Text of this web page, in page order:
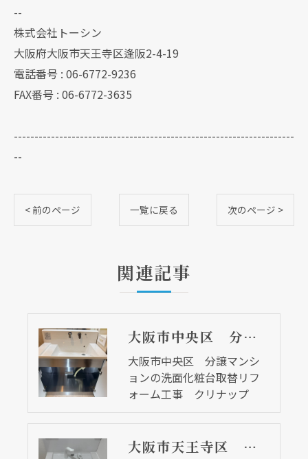
--
株式会社トーシン
大阪府大阪市天王寺区逢阪2-4-19
電話番号 : 06-6772-9236
FAX番号 : 06-6772-3635
--------------------------------------------------------------------
--
< 前のページ 一覧に戻る 次のページ >
関連記事
大阪市中央区 分譲マンションの洗面化粧台取替リフォーム工事 クリナップ
大阪市中央区 分譲マンシ
ョンの洗面化粧台取替リフ
ォーム工事 クリナップ
大阪市天王寺区 マンションの洗面化粧台取替リフォーム工事